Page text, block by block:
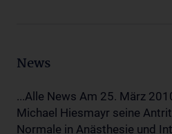
News
...Alle News Am 25. März
Michael Hiesmayr seine
Normale in Anästhesie und